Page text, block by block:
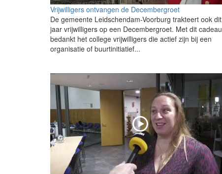
Vrijwilligers ontvangen de Decembergroet
De gemeente Leidschendam-Voorburg trakteert ook dit
jaar vrijwilligers op een Decembergroet. Met dit cadeau
bedankt het college vrijwilligers die actief zijn bij een
organisatie of buurtinitiatief...